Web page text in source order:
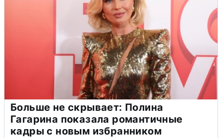
Больше не скрывает: Полина
Гагарина показала романтичные
кадры с новым избранником